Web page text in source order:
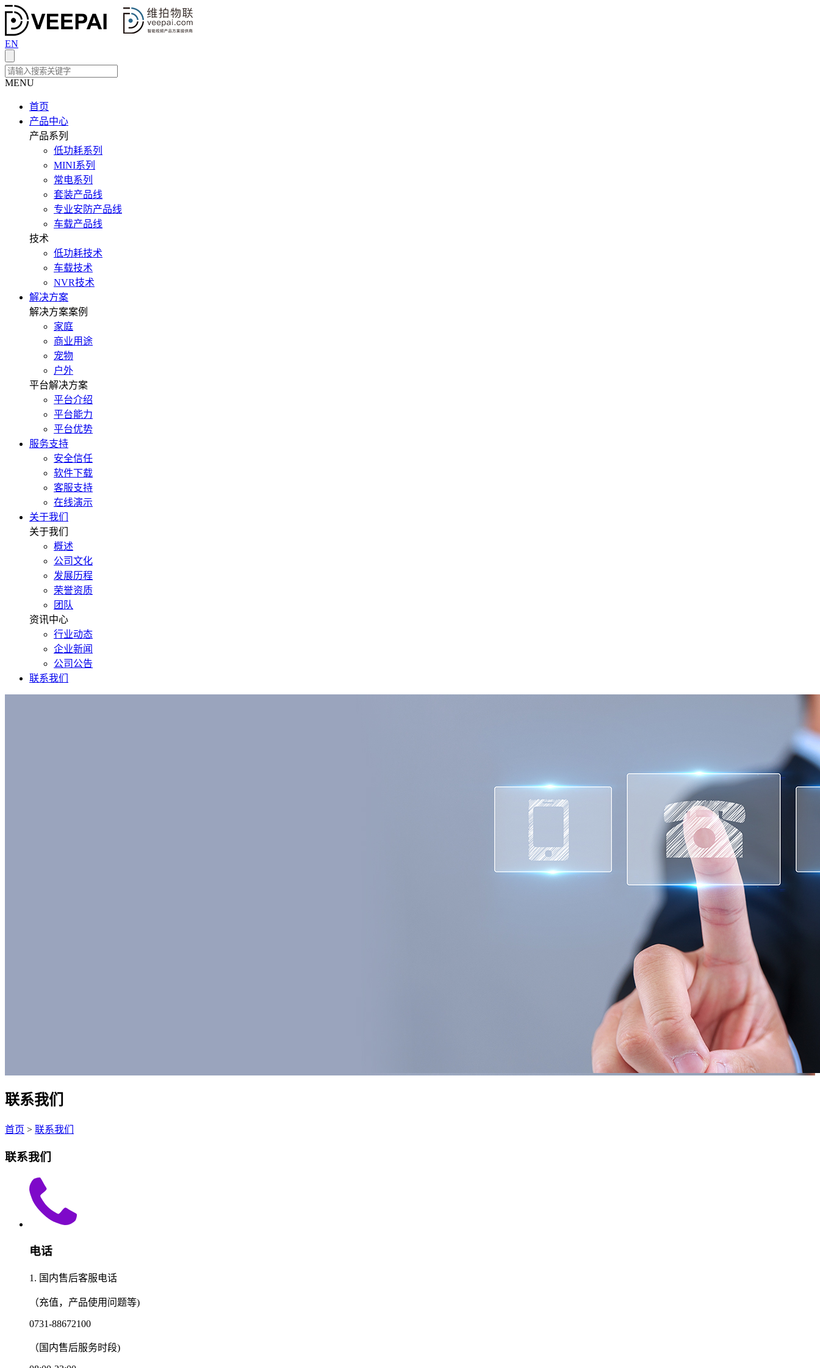
EN
MENU
首页
产品中心
产品系列
低功耗系列
MINI系列
常电系列
套装产品线
专业安防产品线
车载产品线
技术
低功耗技术
车载技术
NVR技术
解决方案
解决方案案例
家庭
商业用途
宠物
户外
平台解决方案
平台介绍
平台能力
平台优势
服务支持
安全信任
软件下载
客服支持
在线演示
关于我们
关于我们
概述
公司文化
发展历程
荣誉资质
团队
资讯中心
行业动态
企业新闻
公司公告
联系我们
联系我们
首页 > 联系我们
联系我们
电话
1. 国内售后客服电话
（充值，产品使用问题等)
0731-88672100
（国内售后服务时段)